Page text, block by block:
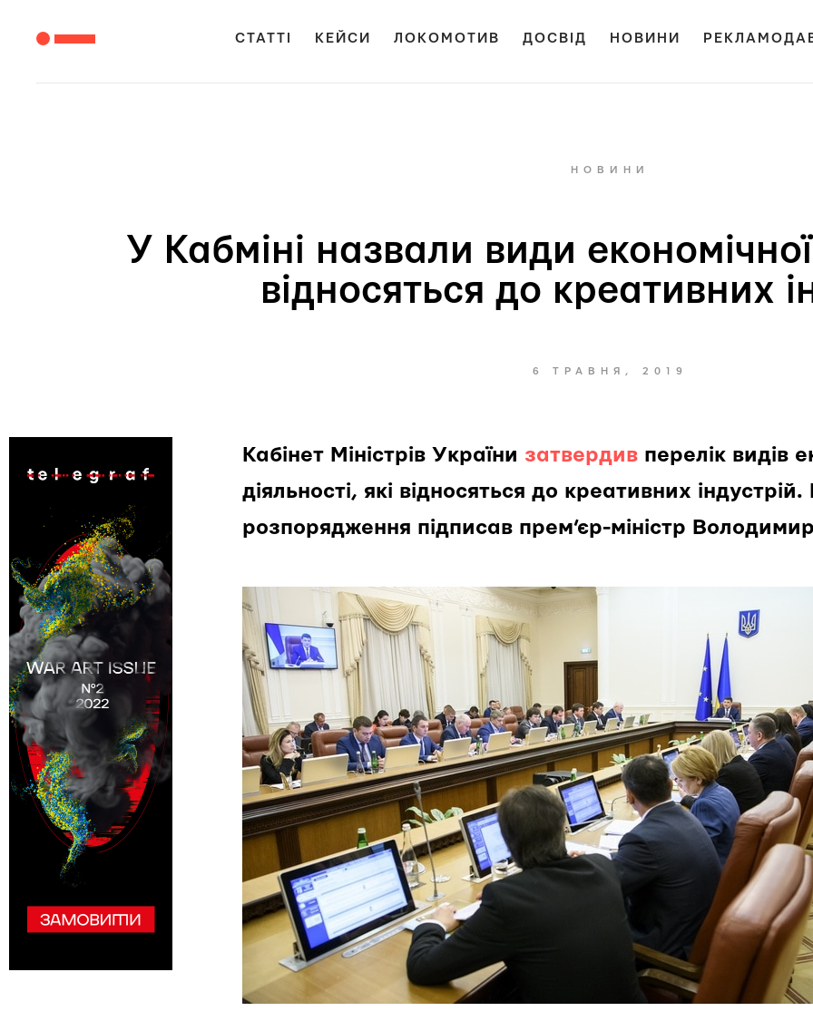
СТАТТІ КЕЙСИ ЛОКОМОТИВ ДОСВІД НОВИНИ
НОВИНИ
У Кабміні назвали види
відносяться до креативних
6 ТРАВНЯ, 2019
Кабінет Міністрів України затвердив перелік видів
діяльності, які відносяться до креативних індустрій.
розпорядження підписав прем’єр-міністр